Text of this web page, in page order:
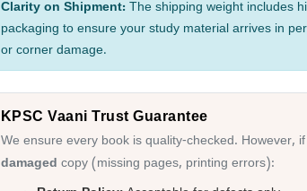
Clarity on Shipment:The shipping weight includes
packaging to ensure your study material arrives in
or corner damage.
KPSC Vaani Trust Guarantee
We ensure every book is quality-checked. However,
damaged copy (missing pages, printing errors):